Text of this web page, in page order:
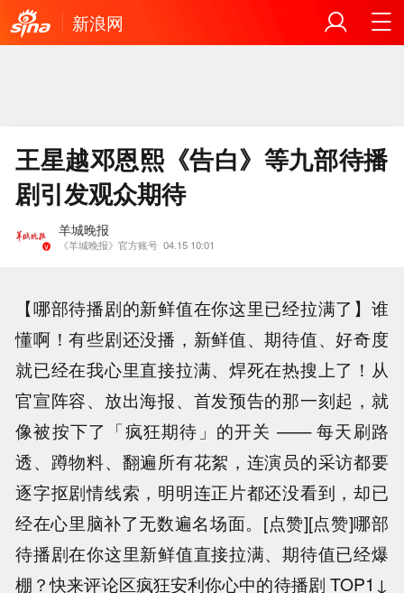
新浪网
王星越邓恩熙《告白》等九部待播
剧引发观众期待
羊城晚报
《羊城晚报》官方账号 04.15 10:01
【哪部待播剧的新鲜值在你这里已经拉满了】谁
懂啊！有些剧还没播，新鲜值、期待值、好奇度
就已经在我心里直接拉满、焊死在热搜上了！从
官宣阵容、放出海报、首发预告的那一刻起，就
像被按下了「疯狂期待」的开关 —— 每天刷路
透、蹲物料、翻遍所有花絮，连演员的采访都要
逐字抠剧情线索，明明连正片都还没看到，却已
经在心里脑补了无数遍名场面。[点赞][点赞]哪部
待播剧在你这里新鲜值直接拉满、期待值已经爆
棚？快来评论区疯狂安利你心中的待播剧 TOP1↓